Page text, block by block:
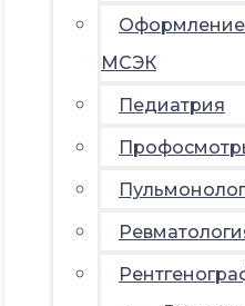
Оформление
МСЭК
Педиатрия